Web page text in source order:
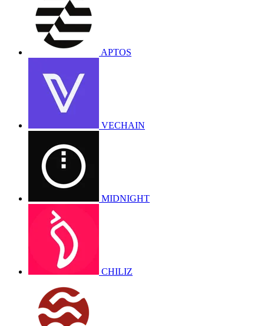
APTOS
VECHAIN
MIDNIGHT
CHILIZ